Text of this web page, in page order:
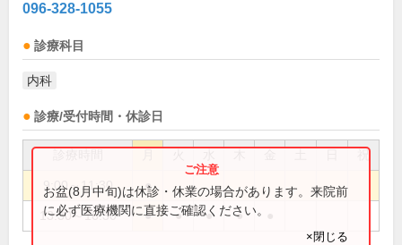
096-328-1055
診療科目
内科
診療/受付時間・休診日
祝
9:00～11:30 ●
13:30～16:30 ● ● ● ●
お盆(8月中旬)は休診・休業の場合があります。来院前
に必ず医療機関に直接ご確認ください。
×閉じる